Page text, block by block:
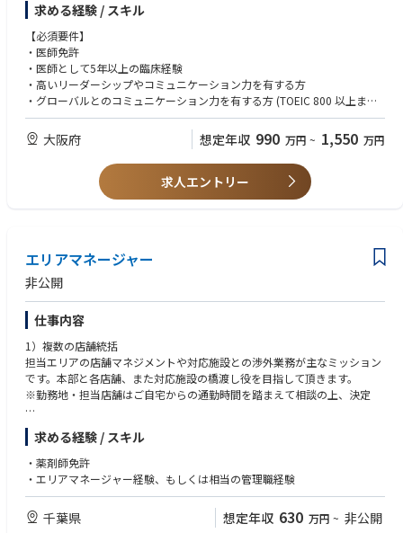
• 規制当局との会議への出席。
• CROマネジメントにおける医学的、科学的観点からの支援。
• プロトコル、クリニカルスタディレポートの作成支援。
• 社内外の科学専門家との関係構築/維持。
• 開発本部メンバーへの基礎的医学知識の共有と教育
• 導入品評価のサポート
• 社内の意思決定機関に対する医学的、科学的な情報の提供
• Providing scientific and medical expertise to the design and implement
ation of clinical studies
cal and scientific expertise and sound clinical judgment.
orts.
• Present clinical study outcomes and other critical data at various meeti
ngs which include but not limited to the PMDA and other regulatory auth
orities, academic conferences and medical congresses.
ulatory Affairs.
• Co-authoring protocols, clinical study reports and CTD Sections.
• Developing/maintaining strong relationships with internal and external
scientific experts to lead the company’s interests from a medical perspect
ive.
ucation, including remaining current through literature review, attendanc
• Providing coaching and subject matter expertise to team members and
colleagues.
• Supporting in-licensing efforts by providing medical expertise and plan
ning assistance
求める経験 / スキル
【必須要件】
・医師免許
・医師として5年以上の臨床経験
・高いリーダーシップやコミュニケーション力を有する方
・グローバルとのコミュニケーション力を有する方 (TOEIC 800 以上また
は同等)
【望ましい要件】
・内科、およびShionogiの戦略的重点分野における臨床経験、専門医資格
・博士号保持者は優遇
・製薬会社での勤務経験、治験責任医師としての経験は優遇
・At least 5 years of experience in clinical practice as a medical doctor.
・Strong leadership, influence, interpersonal skills, and excellent commu
nication skills
・Excellent English communication skill (over 800 in TOEIC or equivalent)
【Desirable criteria】
・Speciality and clinical experience in internal medicine, and/or the areas
of strategic focus of Shionogi including infectious diseases is a plus.
・A Ph.D. degree is a plus
・Experience in clinical research as investigator in clinical trials or as medi
cal expert/medical monitor in a pharmaceutical company or a CRO is a
plus.
◇得られるスキル（Skills that can be developed）
医薬品開発における開発計画策定に関するスキル
・治験関連文書に関する知識
・治験における医学的観点からのモニタリングスキル
・新薬の承認申請に関する文書に関する知識
大阪府 想定年収 990 万円 ~ 1,550 万円
求人エントリー
エリアマネージャー
非公開
仕事内容
1）複数の店舗統括
担当エリアの店舗マネジメントや対応施設との渉外業務が主なミッション
です。本部と各店舗、また対応施設の橋渡し役を目指して頂きます。
※勤務地・担当店舗はご自宅からの通勤時間を踏まえて相談の上、決定
2)既存店舗での薬剤師業務
プレイングマネジャーとして欠員発生時などは担当店舗での薬剤師勤務を
お任せします。
担当エリア近隣で新店立ち上げがある場合、立ち上げ支援に携わって頂き
ます。
求める経験 / スキル
・薬剤師免許
・エリアマネージャー経験、もしくは相当の管理職経験
千葉県 想定年収 630 万円 ~ 非公開